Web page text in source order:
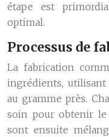
étape est
optimal.
Processus de
La fabrication
ingrédients, utilisant
au gramme près.
soin pour obtenir le
sont ensuite